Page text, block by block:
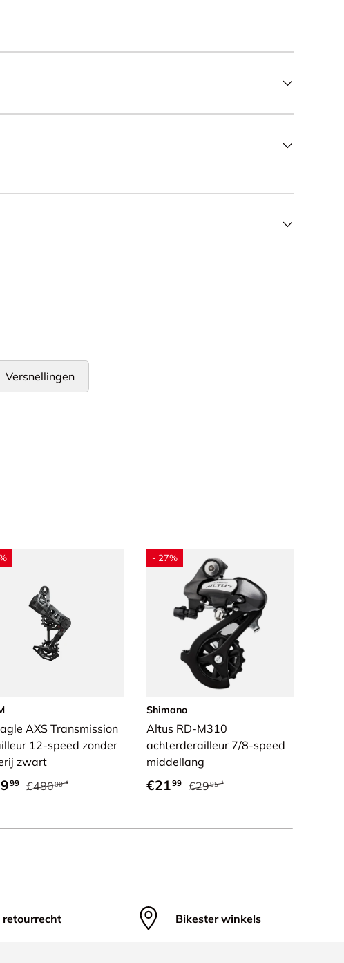
Versnellingen
AXS Transmission
12-speed zonder
zwart
99 Reguliere prijs
€48000
- 27%
Shimano
Altus RD-M310
achterderailleur 7/8-speed
middellang
Verkoopprijs
€2199 Reguliere prijs
€2995
Bikester winkels